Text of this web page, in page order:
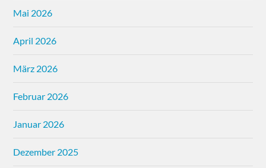
Mai 2026
April 2026
März 2026
Februar 2026
Januar 2026
Dezember 2025